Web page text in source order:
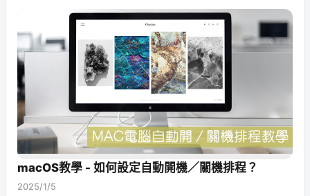
macOS教學 - 如何設定自動開機／關機排程？
2025/1/5